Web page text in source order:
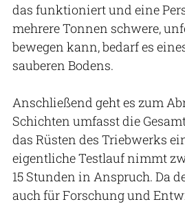
das funktioniert und eine
mehrere Tonnen schwere,
bewegen kann, bedarf es
sauberen Bodens.
Anschließend geht es zum
Schichten umfasst die
das Rüsten des Triebwerks
eigentliche Testlauf nimmt
15 Stunden in Anspruch. Da
auch für Forschung und